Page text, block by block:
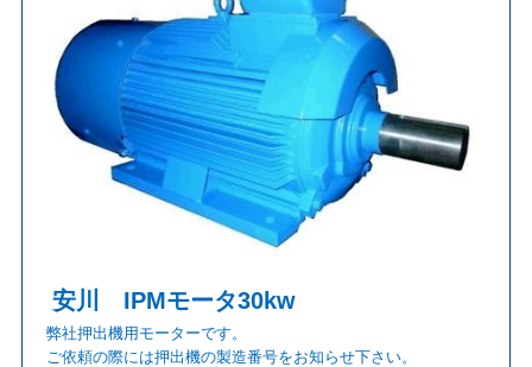
安川 IPMモータ30kw
弊社押出機用モーターです。
ご依頼の際には押出機の製造番号をお知らせ下さい。